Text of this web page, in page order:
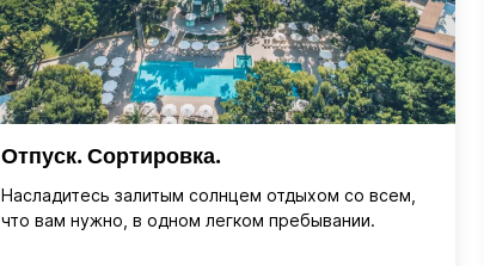
Отпуск. Сортировка.
Насладитесь залитым солнцем отдыхом со всем,
что вам нужно, в одном легком пребывании.